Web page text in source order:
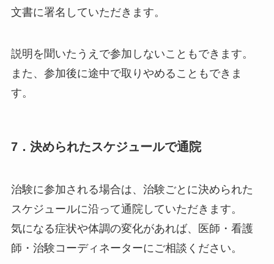
文書に署名していただきます。
説明を聞いたうえで参加しないこともできます。
また、参加後に途中で取りやめることもできま
す。
7．決められたスケジュールで通院
治験に参加される場合は、治験ごとに決められた
スケジュールに沿って通院していただきます。
気になる症状や体調の変化があれば、医師・看護
師・治験コーディネーターにご相談ください。